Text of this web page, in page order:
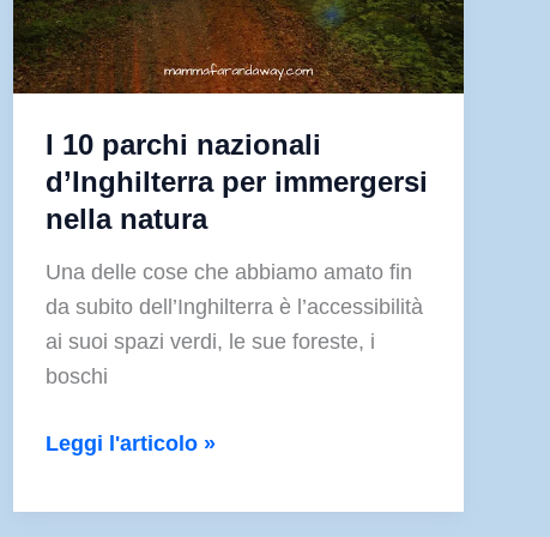
I 10 parchi nazionali
d’Inghilterra per immergersi
nella natura
Una delle cose che abbiamo amato fin
da subito dell’Inghilterra è l’accessibilità
ai suoi spazi verdi, le sue foreste, i
boschi
I
parchi
Leggi l'articolo »